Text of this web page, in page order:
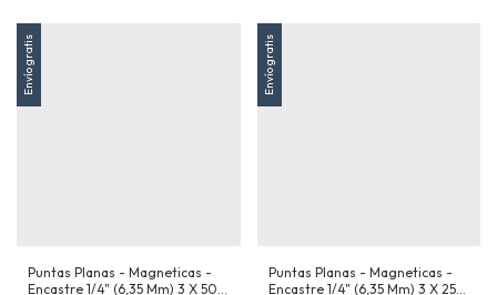
Envío gratis
Puntas Planas - Magneticas -
Encastre 1/4" (6,35 Mm) 3 X 50
Envío gratis
Puntas Planas - Magneticas -
Encastre 1/4" (6,35 Mm) 3 X 25